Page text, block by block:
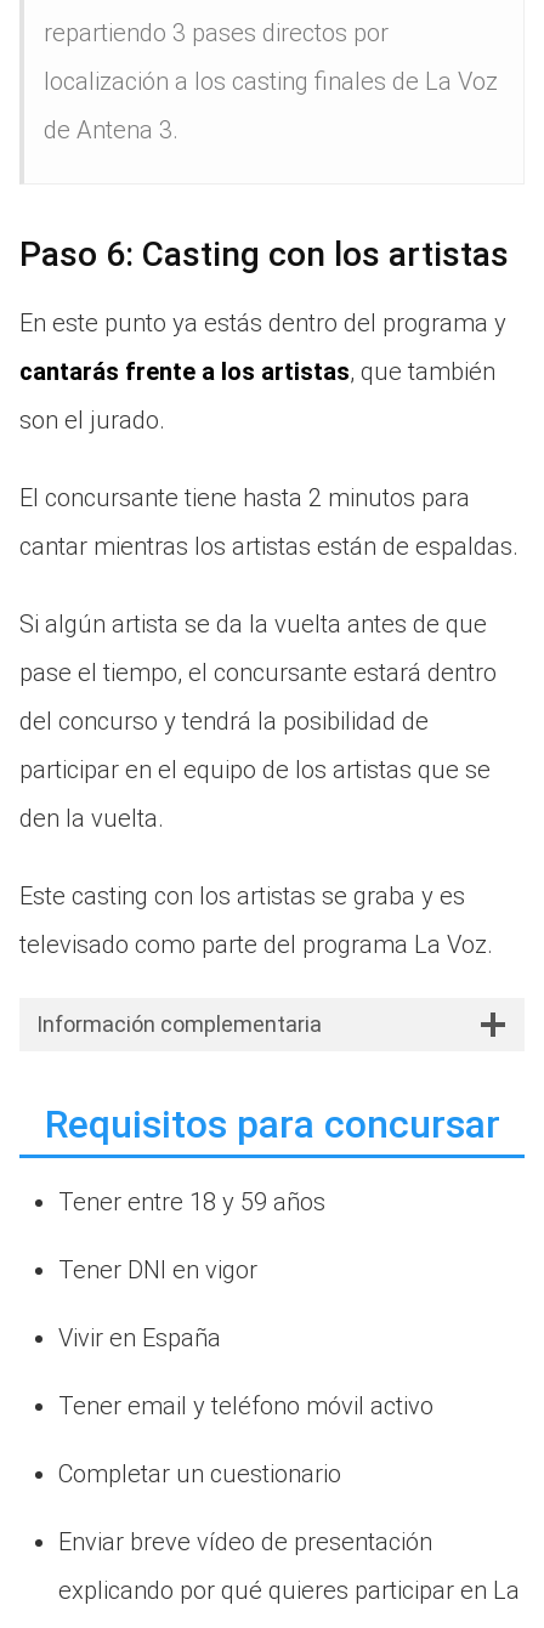
repartiendo 3 pases directos por
localización a los casting finales de La Voz
de Antena 3.
Paso 6: Casting con los artistas
En este punto ya estás dentro del programa y
cantarás frente a los artistas, que también
son el jurado.
El concursante tiene hasta 2 minutos para
cantar mientras los artistas están de espaldas.
Si algún artista se da la vuelta antes de que
pase el tiempo, el concursante estará dentro
del concurso y tendrá la posibilidad de
participar en el equipo de los artistas que se
den la vuelta.
Este casting con los artistas se graba y es
televisado como parte del programa La Voz.
Información complementaria
Requisitos para concursar
Tener entre 18 y 59 años
Tener DNI en vigor
Vivir en España
Tener email y teléfono móvil activo
Completar un cuestionario
Enviar breve vídeo de presentación
explicando por qué quieres participar en La